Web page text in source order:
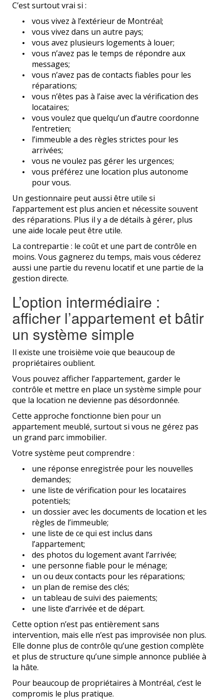
C’est surtout vrai si :
vous vivez à l’extérieur de Montréal;
vous vivez dans un autre pays;
vous avez plusieurs logements à louer;
vous n’avez pas le temps de répondre aux
messages;
vous n’avez pas de contacts fiables pour les
réparations;
vous n’êtes pas à l’aise avec la vérification des
locataires;
vous voulez que quelqu’un d’autre coordonne
l’entretien;
l’immeuble a des règles strictes pour les
arrivées;
vous ne voulez pas gérer les urgences;
vous préférez une location plus autonome
pour vous.
Un gestionnaire peut aussi être utile si
l’appartement est plus ancien et nécessite souvent
des réparations. Plus il y a de détails à gérer, plus
une aide locale peut être utile.
La contrepartie : le coût et une part de contrôle en
moins. Vous gagnerez du temps, mais vous céderez
aussi une partie du revenu locatif et une partie de la
gestion directe.
L’option intermédiaire :
afficher l’appartement et bâtir
un système simple
Il existe une troisième voie que beaucoup de
propriétaires oublient.
Vous pouvez afficher l’appartement, garder le
contrôle et mettre en place un système simple pour
que la location ne devienne pas désordonnée.
Cette approche fonctionne bien pour un
appartement meublé, surtout si vous ne gérez pas
un grand parc immobilier.
Votre système peut comprendre :
une réponse enregistrée pour les nouvelles
demandes;
une liste de vérification pour les locataires
potentiels;
un dossier avec les documents de location et les
règles de l’immeuble;
une liste de ce qui est inclus dans
l’appartement;
des photos du logement avant l’arrivée;
une personne fiable pour le ménage;
un ou deux contacts pour les réparations;
un plan de remise des clés;
un tableau de suivi des paiements;
une liste d’arrivée et de départ.
Cette option n’est pas entièrement sans
intervention, mais elle n’est pas improvisée non plus.
Elle donne plus de contrôle qu’une gestion complète
et plus de structure qu’une simple annonce publiée à
la hâte.
Pour beaucoup de propriétaires à Montréal, c’est le
compromis le plus pratique.